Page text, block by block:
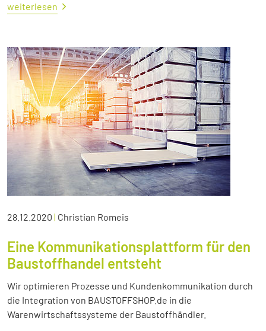
weiterlesen
28.12.2020 | Christian Romeis
Eine Kommunikationsplattform für den
Baustoffhandel entsteht
Wir optimieren Prozesse und Kundenkommunikation durch
die Integration von BAUSTOFFSHOP.de in die
Warenwirtschaftssysteme der Baustoffhändler.